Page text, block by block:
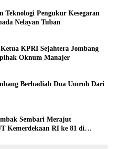
Pengukur Kesegaran
Nelayan Tuban
KPRI Sejahtera Jombang
Oknum Manajer
Berhadiah Dua Umroh Dari
Sembari Merajut
Kemerdekaan RI ke 81 di